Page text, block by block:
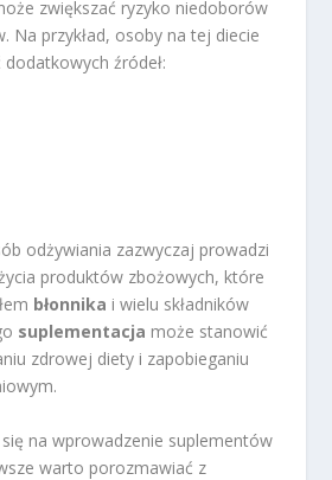
zwiększać ryzyko niedoborów
Na przykład, osoby na tej diecie
źródeł:
odżywiania zazwyczaj prowadzi
produktów zbożowych, które
błonnika i wielu składników
suplementacja może stanowić
zdrowej diety i zapobieganiu
na wprowadzenie suplementów
warto porozmawiać z